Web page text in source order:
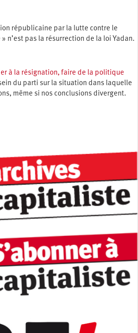
républicaine par la lutte contre le
n’est pas la résurrection de la loi Yadan.
à la résignation, faire de la politique
du parti sur la situation dans laquelle
même si nos conclusions divergent.